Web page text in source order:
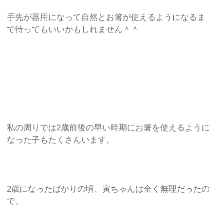
手先が器用になって自然とお箸が使えるようになるま
で待ってもいいかもしれません＾＾
私の周りでは2歳前後の早い時期にお箸を使えるように
なった子もたくさんいます。
2歳になったばかりの頃、寅ちゃんは全く無理だったの
で、